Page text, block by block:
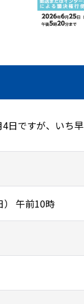
日ですが、いち
） 午前10時